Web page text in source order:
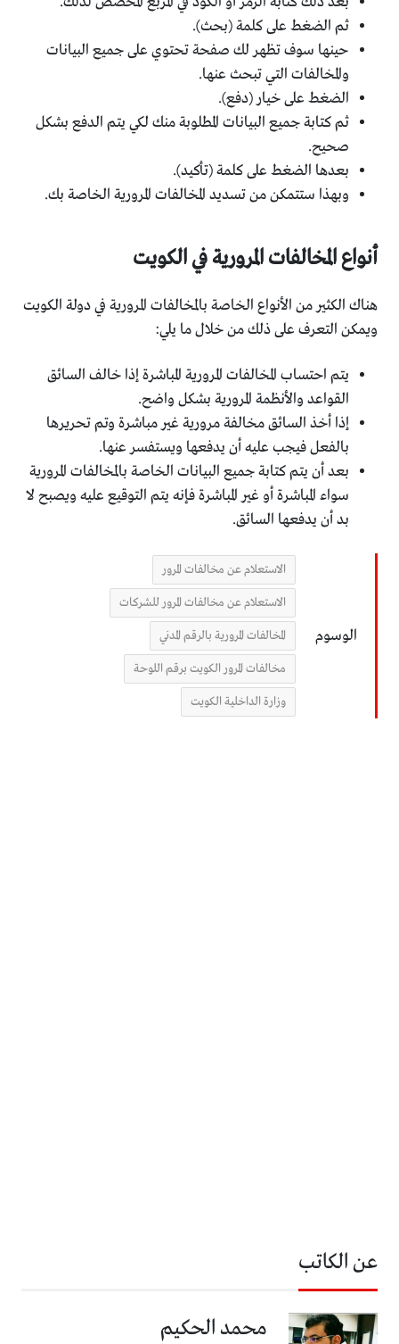
ثم الضغط على كلمة (بحث).
حينها سوف تظهر لك صفحة تحتوي على جميع البيانات
والمخالفات التي تبحث عنها.
الضغط على خيار (دفع).
ثم كتابة جميع البيانات المطلوبة منك لكي يتم الدفع بشكل
صحيح.
بعدها الضغط على كلمة (تأكيد).
وبهذا ستتمكن من تسديد المخالفات المرورية الخاصة بك.
أنواع المخالفات المرورية في الكويت
هناك الكثير من الأنواع الخاصة بالمخالفات المرورية في دولة الكويت
ويمكن التعرف على ذلك من خلال ما يلي:
يتم احتساب المخالفات المرورية المباشرة إذا خالف السائق
القواعد والأنظمة المرورية بشكل واضح.
إذا أخذ السائق مخالفة مرورية غير مباشرة وتم تحريرها
بالفعل فيجب عليه أن يدفعها ويستفسر عنها.
بعد أن يتم كتابة جميع البيانات الخاصة بالمخالفات المرورية
سواء المباشرة أو غير المباشرة فإنه يتم التوقيع عليه ويصبح لا
بد أن يدفعها السائق.
الوسوم
الاستعلام عن مخالفات المرور
الاستعلام عن مخالفات المرور للشركات
المخالفات المرورية بالرقم المدني
مخالفات المرور الكويت برقم اللوحة
وزارة الداخلية الكويت
عن الكاتب
محمد الحكيم